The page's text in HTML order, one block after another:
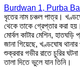
Burdwan 1, Purba
ধৃতের নাম চঞ্চল পাত্র।
থেকে তাকে গ্রেপ্তার করা হয়।
মাের্বল কাটার মেশিন,
জানা গিয়েছে, খণ্ডঘোষ থানার
শুক্রবার গভীর রাতে চুরির ঘটনা
তালা দিতে ভুলে যান তিনি।